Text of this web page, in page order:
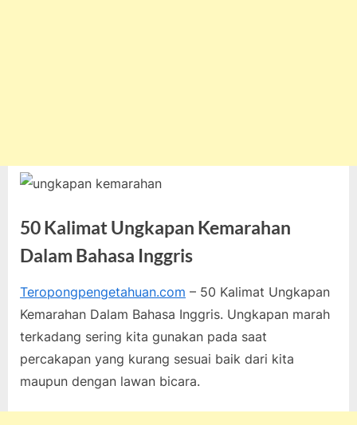
50 Kalimat Ungkapan Kemarahan
Dalam Bahasa Inggris
Posted
on
Oktober
9, 2021
komentar pada
50
Kalimat
Ungkapan
Dalam
Teropongpengetahuan.com – 50 Kalimat Ungkapan
Kemarahan Dalam Bahasa Inggris. Ungkapan marah
terkadang sering kita gunakan pada saat
percakapan yang kurang sesuai baik dari kita
maupun dengan lawan bicara.